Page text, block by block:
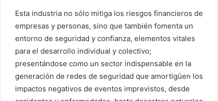
Esta industria no sólo mitiga los riesgos financieros de
empresas y personas, sino que también fomenta un
entorno de seguridad y confianza, elementos vitales
para el desarrollo individual y colectivo;
presentándose como un sector indispensable en la
generación de redes de seguridad que amortigüen los
impactos negativos de eventos imprevistos, desde